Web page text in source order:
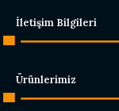
İletişim Bilgileri
Ürünlerimiz